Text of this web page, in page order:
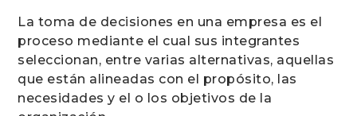
La toma de decisiones en una empresa es el
proceso mediante el cual sus integrantes
seleccionan, entre varias alternativas, aquellas
que están alineadas con el propósito, las
necesidades y el o los objetivos de la